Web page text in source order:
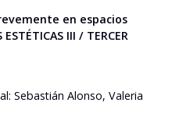
en espacios
III / TERCER
Sebastián Alonso, Valeria